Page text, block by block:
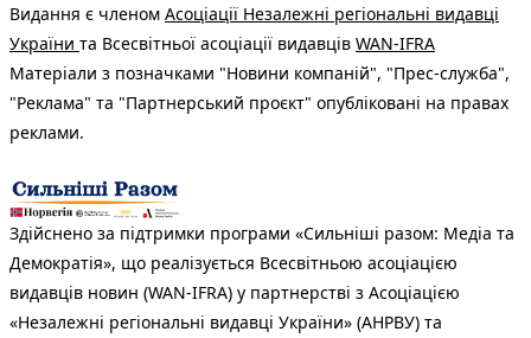
Видання є членом Асоціації Незалежні регіональні видавці
України та Всесвітньої асоціації видавців WAN-IFRA
Матеріали з позначками "Новини компаній", "Прес-служба",
"Реклама" та "Партнерський проєкт" опубліковані на правах
реклами.
Здійснено за підтримки програми «Сильніші разом: Медіа та
Демократія», що реалізується Всесвітньою асоціацією
видавців новин (WAN-IFRA) у партнерстві з Асоціацією
«Незалежні регіональні видавці України» (АНРВУ) та